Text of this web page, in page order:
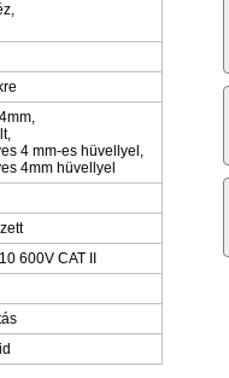
4 mm-es hüvellyel,
4mm hüvellyel
600V CAT II